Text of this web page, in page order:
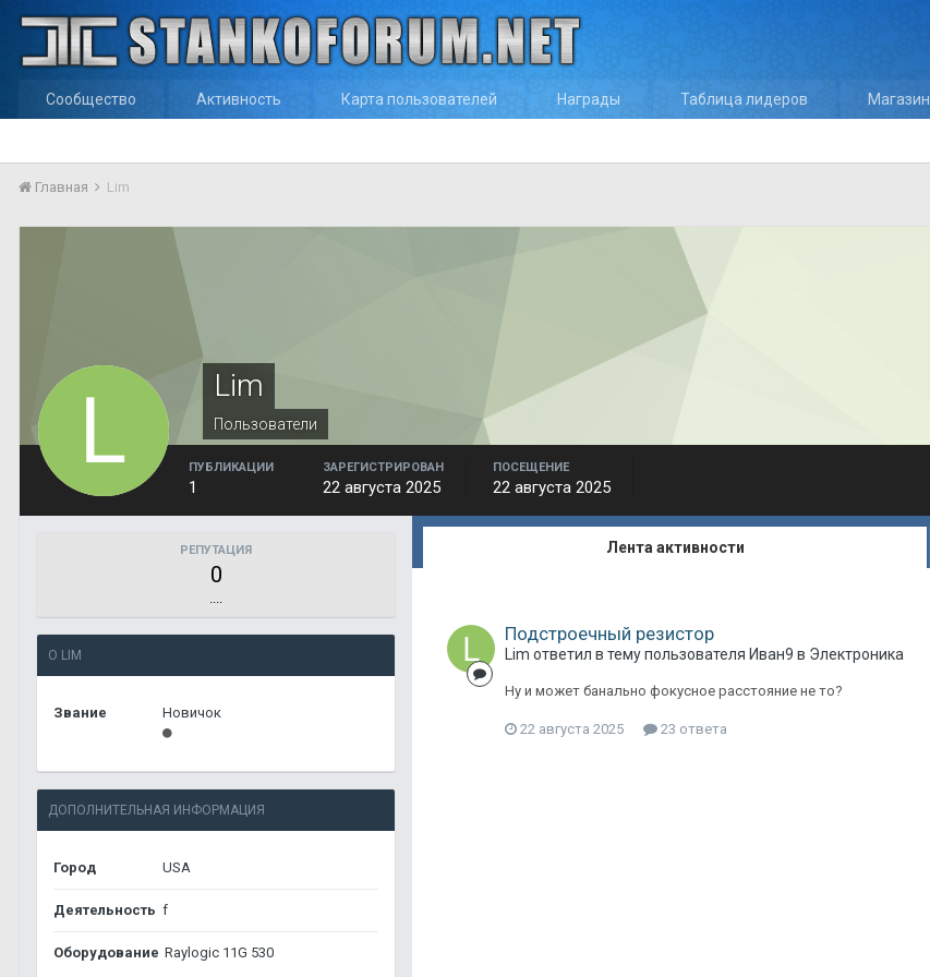
Сообщество Активность Карта пользователей Награды Таблица лидеров Магазин
Главная Lim
Lim
Пользователи
ПУБЛИКАЦИИ
1
ЗАРЕГИСТРИРОВАН
22 августа 2025
ПОСЕЩЕНИЕ
22 августа 2025
РЕПУТАЦИЯ
0
....
О LIM
Звание Новичок
ДОПОЛНИТЕЛЬНАЯ ИНФОРМАЦИЯ
Город USA
Деятельность f
Оборудование Raylogic 11G 530
Лента активности
Подстроечный резистор
Lim ответил в тему пользователя Иван9 в Электроника
Ну и может банально фокусное расстояние не то?
22 августа 2025 23 ответа